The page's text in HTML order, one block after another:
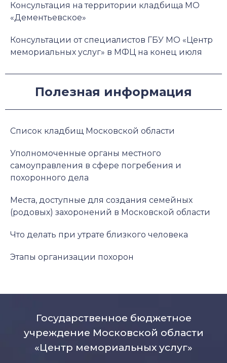
Консультация на территории кладбища МО
«Дементьевское»
Консультации от специалистов ГБУ МО «Центр
мемориальных услуг» в МФЦ на конец июля
Полезная информация
Список кладбищ Московской области
Уполномоченные органы местного
самоуправления в сфере погребения и
похоронного дела
Места, доступные для создания семейных
(родовых) захоронений в Московской области
Что делать при утрате близкого человека
Этапы организации похорон
Государственное бюджетное
учреждение Московской области
«Центр мемориальных услуг»